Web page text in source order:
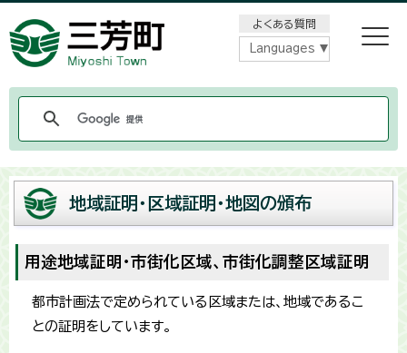
よくある質問
Languages
地域証明・区域証明・地図の頒布
用途地域証明・市街化区域、市街化調整区域証明
都市計画法で定められている区域または、地域であるこ
との証明をしています。